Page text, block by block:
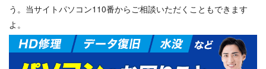
う。当サイトパソコン110番からご相談いただくこともできます
よ。